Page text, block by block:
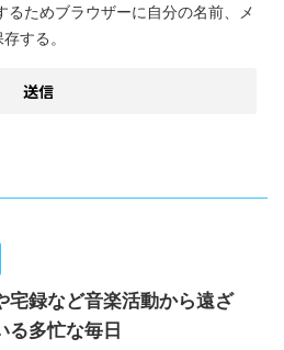
るためブラウザーに自分の名前、メ
する。
宅録など音楽活動から遠ざ
る多忙な毎日